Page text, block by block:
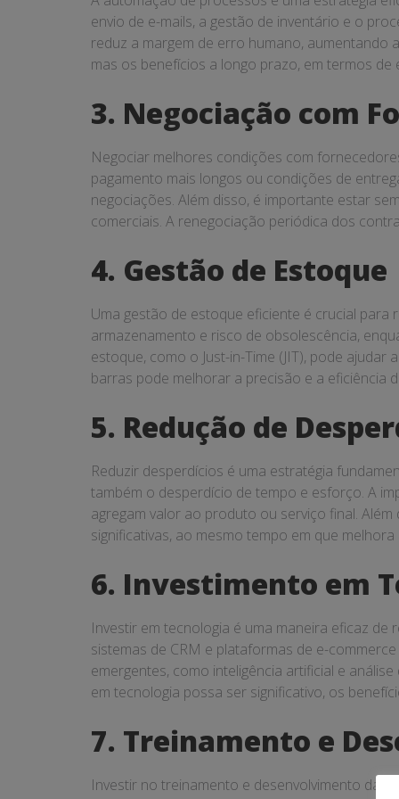
envio de e-mails, a gestão de inventário e o
reduz a margem de erro humano, aumentando
mas os benefícios a longo prazo, em termos
3. Negociação com
Negociar melhores condições com
pagamento mais longos ou condições de
negociações. Além disso, é importante estar
comerciais. A renegociação periódica dos
4. Gestão de Estoque
Uma gestão de estoque eficiente é crucial
armazenamento e risco de obsolescência,
estoque, como o Just-in-Time (JIT), pode
barras pode melhorar a precisão e a eficiência
5. Redução de
Reduzir desperdícios é uma estratégia
também o desperdício de tempo e esforço. A
agregam valor ao produto ou serviço final.
significativas, ao mesmo tempo em que
6. Investimento em
Investir em tecnologia é uma maneira eficaz
sistemas de CRM e plataformas de e-
emergentes, como inteligência artificial e
em tecnologia possa ser significativo, os
7. Treinamento e
Investir no treinamento e desenvolvimento da